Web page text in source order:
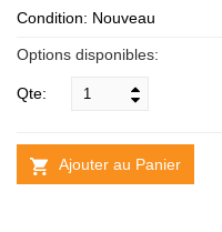
Condition: Nouveau
Options disponibles:
Qte:
Ajouter au Panier